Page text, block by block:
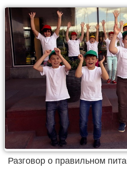
Разговор о правильном